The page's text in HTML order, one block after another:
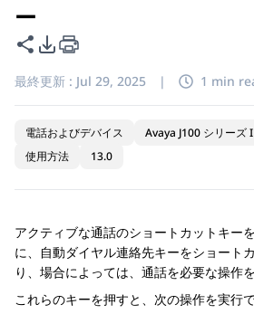
ー
このページを共有
PDFエクスポートオプション
最終更新 : Jul 29, 2025 | 1 min
電話およびデバイス
Avaya J100 シリーズ
使用方法
13.0
アクティブな通話のショートカットキー
に、自動ダイヤル連絡先キーをショート
り、場合によっては、通話を必要な操作
これらのキーを押すと、次の操作を実行で